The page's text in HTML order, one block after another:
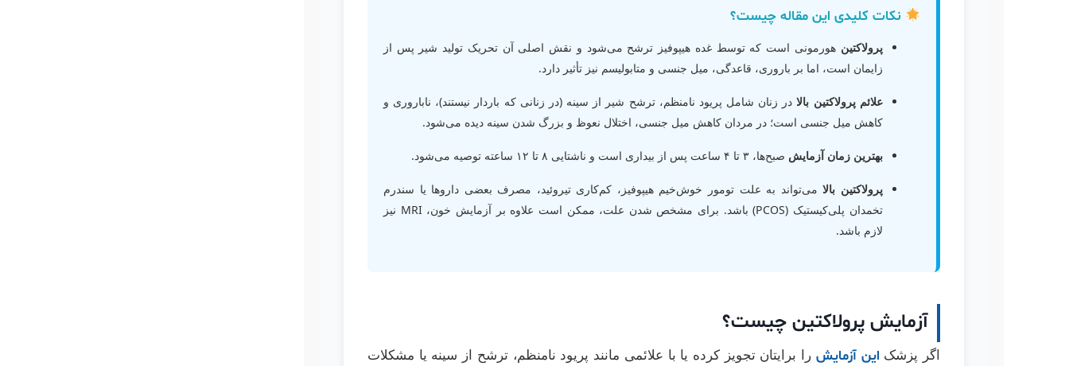
نکات کلیدی این مقاله چیست؟
پرولاکتین هورمونی است که توسط غده هیپوفیز ترشح می‌شود و نقش اصلی آن تحریک تولید شیر پس از
زایمان است، اما بر باروری، قاعدگی، میل جنسی و متابولیسم نیز تأثیر دارد.
علائم پرولاکتین بالادر زنان شامل پریود نامنظم، ترشح شیر از سینه (در زنانی که باردار نیستند)، ناباروری و
کاهش میل جنسی است؛ در مردان کاهش میل جنسی، اختلال نعوظ و بزرگ شدن سینه دیده می‌شود.
بهترین زمان آزمایش صبح‌ها، ۳ تا ۴ ساعت پس از بیداری است و ناشتایی ۸ تا ۱۲ ساعته توصیه می‌شود.
پرولاکتین بالامی‌تواند به علت تومور خوش‌خیم هیپوفیز، کم‌کاری تیروئید، مصرف بعضی داروها یا سندرم
تخمدان پلی‌کیستیک (PCOS) باشد. برای مشخص شدن علت، ممکن است علاوه بر آزمایش خون، MRI نیز
لازم باشد.
آزمایش پرولاکتین چیست؟
اگر پزشک این آزمایش را برایتان تجویز کرده یا با علائمی مانند پریود نامنظم، ترشح از سینه یا مشکلات